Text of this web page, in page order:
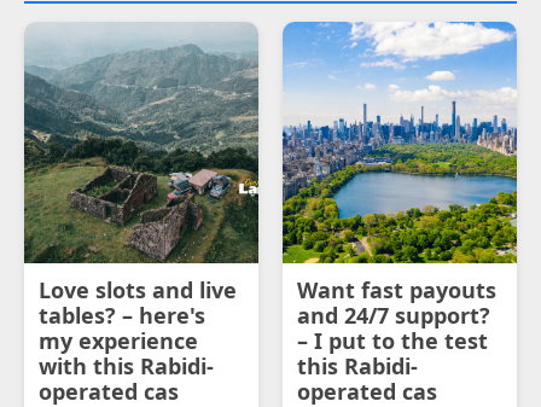
Love slots and live
tables? – here's
my experience
with this Rabidi-
operated cas
Want fast payouts
and 24/7 support?
– I put to the test
this Rabidi-
operated cas